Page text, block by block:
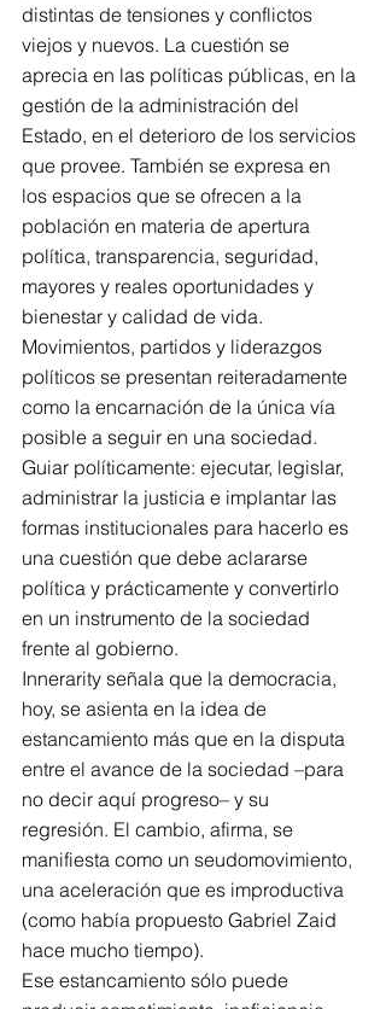
distintas de tensiones y conflictos
viejos y nuevos. La cuestión se
aprecia en las políticas públicas, en la
gestión de la administración del
Estado, en el deterioro de los servicios
que provee. También se expresa en
los espacios que se ofrecen a la
población en materia de apertura
política, transparencia, seguridad,
mayores y reales oportunidades y
bienestar y calidad de vida.
Movimientos, partidos y liderazgos
políticos se presentan reiteradamente
como la encarnación de la única vía
posible a seguir en una sociedad.
Guiar políticamente: ejecutar, legislar,
administrar la justicia e implantar las
formas institucionales para hacerlo es
una cuestión que debe aclararse
política y prácticamente y convertirlo
en un instrumento de la sociedad
frente al gobierno.
Innerarity señala que la democracia,
hoy, se asienta en la idea de
estancamiento más que en la disputa
entre el avance de la sociedad –para
no decir aquí progreso– y su
regresión. El cambio, afirma, se
manifiesta como un seudomovimiento,
una aceleración que es improductiva
(como había propuesto Gabriel Zaid
hace mucho tiempo).
Ese estancamiento sólo puede